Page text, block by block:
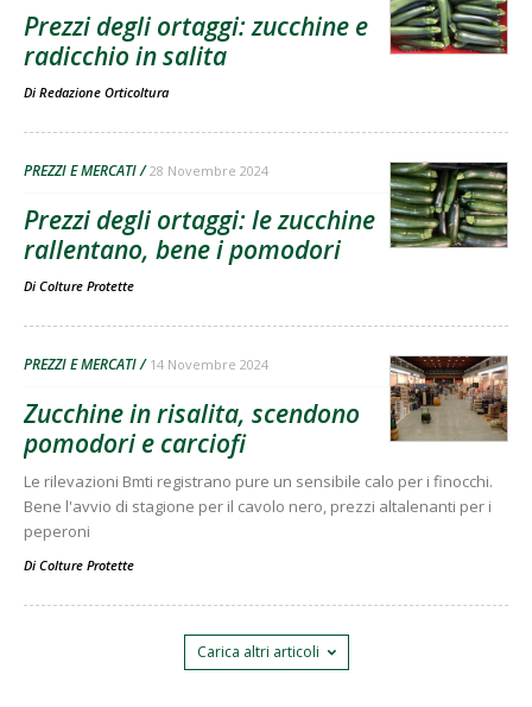
Prezzi degli ortaggi: zucchine e
radicchio in salita
Di Redazione Orticoltura
PREZZI E MERCATI 28 Novembre 2024
Prezzi degli ortaggi: le zucchine
rallentano, bene i pomodori
Di Colture Protette
PREZZI E MERCATI 14 Novembre 2024
Zucchine in risalita, scendono
pomodori e carciofi
Le rilevazioni Bmti registrano pure un sensibile calo per i finocchi.
Bene l'avvio di stagione per il cavolo nero, prezzi altalenanti per i
peperoni
Di Colture Protette
Carica altri articoli